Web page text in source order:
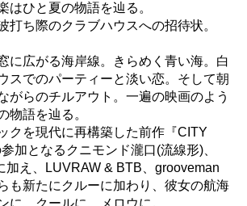
はひと夏の物語を辿る。
打ち際のクラブハウスへの招待状。
に広がる海岸線。きらめく青い海。白
スでのパーティーと淡い恋。そして朝
がらのチルアウト。一遍の映画のよう
物語を辿る。
クを現代に再構築した前作『CITY
加となるクニモンド瀧口(流線形)、
加え、LUVRAW & BTB、grooveman
も新たにクルーに加わり、彼女の航海
に、クールに、メロウに。